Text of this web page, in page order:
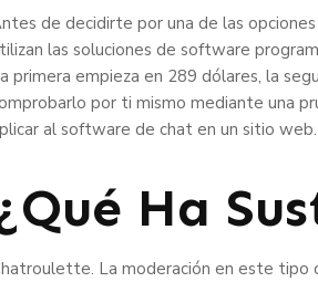
de decidirte por una de las
las soluciones de software
primera empieza en 289 dólares, la
por ti mismo mediante una
al software de chat en un sitio web.
Ha
La moderación en este tipo